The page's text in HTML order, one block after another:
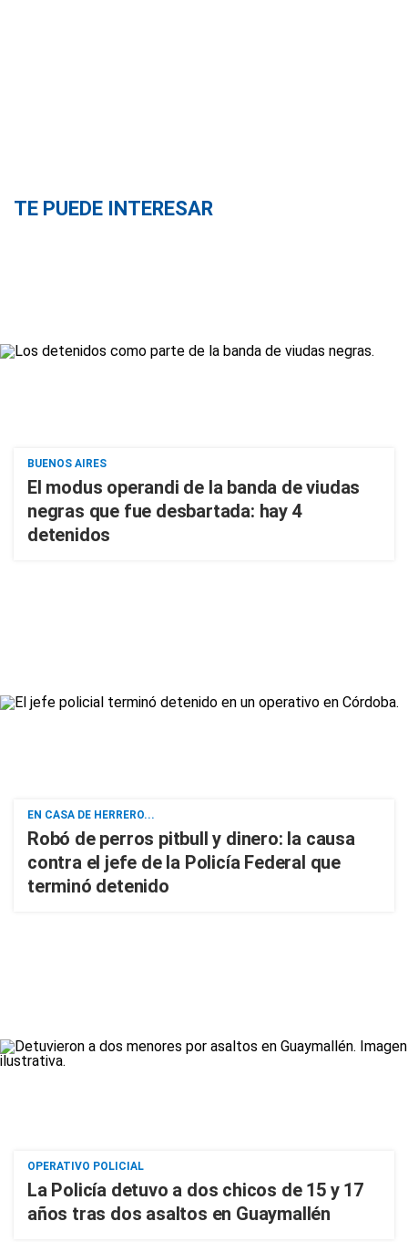
TE PUEDE INTERESAR
BUENOS AIRES
El modus operandi de la banda de viudas
negras que fue desbartada: hay 4
detenidos
EN CASA DE HERRERO...
Robó de perros pitbull y dinero: la causa
contra el jefe de la Policía Federal que
terminó detenido
OPERATIVO POLICIAL
La Policía detuvo a dos chicos de 15 y 17
años tras dos asaltos en Guaymallén